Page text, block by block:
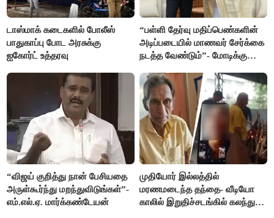
டாஸ்மாக் கடைகளில் போலீஸ்
பாதுகாப்பு போட அரசுக்கு
ஐகோர்ட் உத்தரவு
“பள்ளி தேர்வு மதிப்பெண்களின்
அடிப்படையில் மாணவர் சேர்க்கை
நடத்த வேண்டும்”- மோடிக்கு
“விஜய் குறித்து நான் பேசியதை
அருள்கூர்ந்து மறந்துவிடுங்கள்”-
எம்.எல்.ஏ. மார்க்கண்டேயன்
முதியோர் இல்லத்தில்
மரணமடைந்த தந்தை- வீடியோ
காலில் இறுதிச்சடங்கில் கலந்து